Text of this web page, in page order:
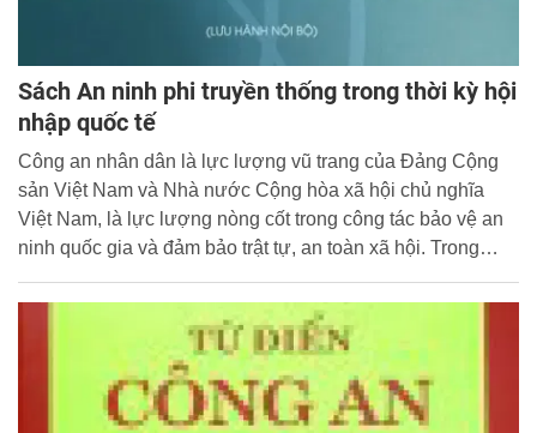
Sách An ninh phi truyền thống trong thời kỳ hội
nhập quốc tế
Công an nhân dân là lực lượng vũ trang của Đảng Cộng
sản Việt Nam và Nhà nước Cộng hòa xã hội chủ nghĩa
Việt Nam, là lực lượng nòng cốt trong công tác bảo vệ an
ninh quốc gia và đảm bảo trật tự, an toàn xã hội. Trong
những năm gần đây, khi đất nước tiến hành công cuộc đổi
mới, hội nhập với nền kinh tế thế giới, xây dựng nền kinh
tế thị trường định hướng Xã hội chủ nghĩa thì công cuộc
xây dựng và bảo vệ Tổ quốc đối mặt với nhiều nguy cơ
thách thức mới...